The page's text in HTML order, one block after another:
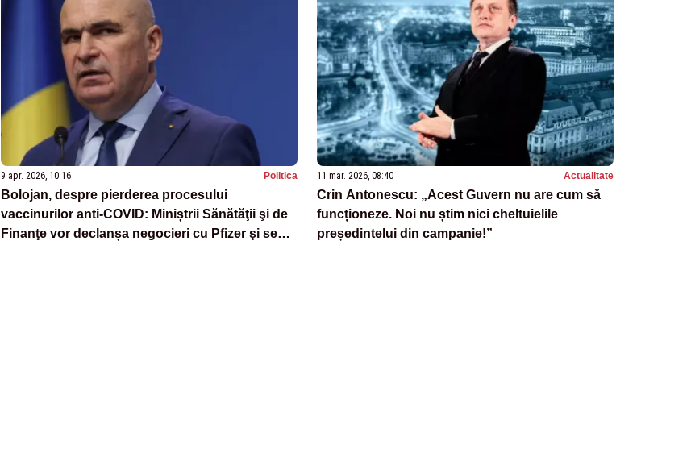
9 apr. 2026, 10:16 Politica
Bolojan, despre pierderea procesului
vaccinurilor anti-COVID: Miniștrii Sănătăţii şi de
Finanţe vor declanșa negocieri cu Pfizer şi se
11 mar. 2026, 08:40 Actualitate
Crin Antonescu: „Acest Guvern nu are cum să
funcționeze. Noi nu știm nici cheltuielile
președintelui din campanie!”